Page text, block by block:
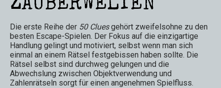
ZAUBERWELTEN
Die erste Reihe der 50 Cluesgehört zweifelsohne zu den
besten Escape-Spielen. Der Fokus auf die einzigartige
Handlung gelingt und motiviert, selbst wenn man sich
einmal an einem Rätsel festgebissen haben sollte. Die
Rätsel selbst sind durchweg gelungen und die
Abwechslung zwischen Objektverwendung und
Zahlenrätseln sorgt für einen angenehmen Spielfluss.